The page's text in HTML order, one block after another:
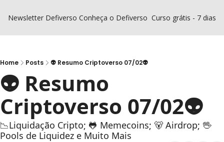
Newsletter Defiverso Conheça o Defiverso Curso grátis - 7 dias
Home Posts 👽 Resumo Criptoverso 07/02👽
👽 Resumo
Criptoverso 07/02👽
📉Liquidação Cripto; 🐸 Memecoins; 🐻 Airdrop; 🖖
Pools de Liquidez e Muito Mais